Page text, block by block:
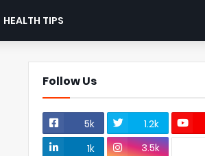
HEALTH TIPS
Follow Us
5k 1.2k
1k
3.5k